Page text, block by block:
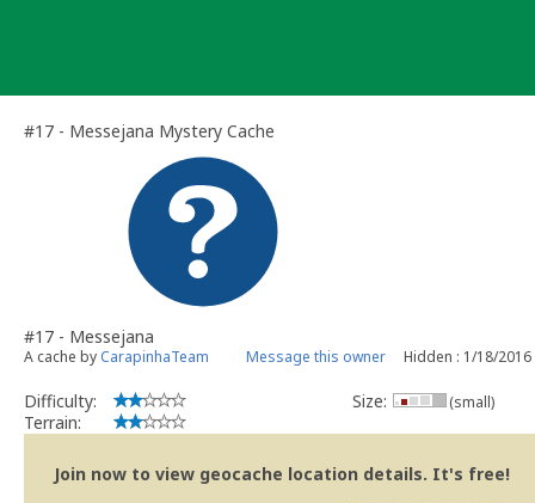
#17 - Messejana Mystery Cache
#17 - Messejana
A cache by CarapinhaTeam Message this owner Hidden : 1/18/2016
Difficulty:
Terrain:
Size: (small)
Join now to view geocache location details. It's free!